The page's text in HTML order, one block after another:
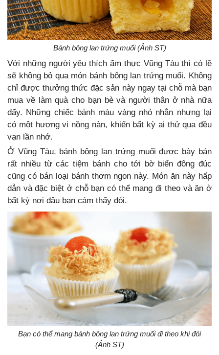
Bánh bông lan trứng muối (Ảnh ST)
Với những người yêu thích ẩm thực Vũng Tàu thì có lẽ
sẽ không bỏ qua món bánh bông lan trứng muối. Không
chỉ được thưởng thức đặc sản này ngay tại chỗ mà bạn
mua về làm quà cho bạn bè và người thân ở nhà nữa
đấy. Những chiếc bánh màu vàng nhỏ nhắn nhưng lại
có một hương vị nồng nàn, khiến bất kỳ ai thử qua đều
vạn lần nhớ.
Ở Vũng Tàu, bánh bông lan trứng muối được bày bán
rất nhiều từ các tiệm bánh cho tới bờ biển đông đúc
cũng có bán loại bánh thơm ngon này. Món ăn này hấp
dẫn và đặc biệt ở chỗ bạn có thể mang đi theo và ăn ở
bất kỳ nơi đâu bạn cảm thấy đói.
Bạn có thể mang bánh bông lan trứng muối đi theo khi đói
(Ảnh ST)